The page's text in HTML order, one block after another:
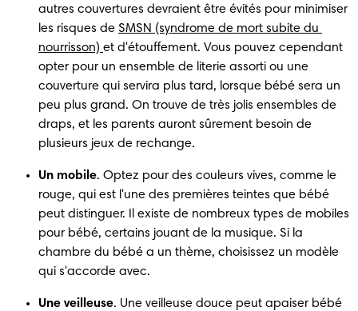
autres couvertures devraient être évités pour minimiser
les risques de SMSN (syndrome de mort subite du
nourrisson) et d'étouffement. Vous pouvez cependant
opter pour un ensemble de literie assorti ou une
couverture qui servira plus tard, lorsque bébé sera un
peu plus grand. On trouve de très jolis ensembles de
draps, et les parents auront sûrement besoin de
plusieurs jeux de rechange.
Un mobile. Optez pour des couleurs vives, comme le
rouge, qui est l'une des premières teintes que bébé
peut distinguer. Il existe de nombreux types de mobiles
pour bébé, certains jouant de la musique. Si la
chambre du bébé a un thème, choisissez un modèle
qui s'accorde avec.
Une veilleuse. Une veilleuse douce peut apaiser bébé